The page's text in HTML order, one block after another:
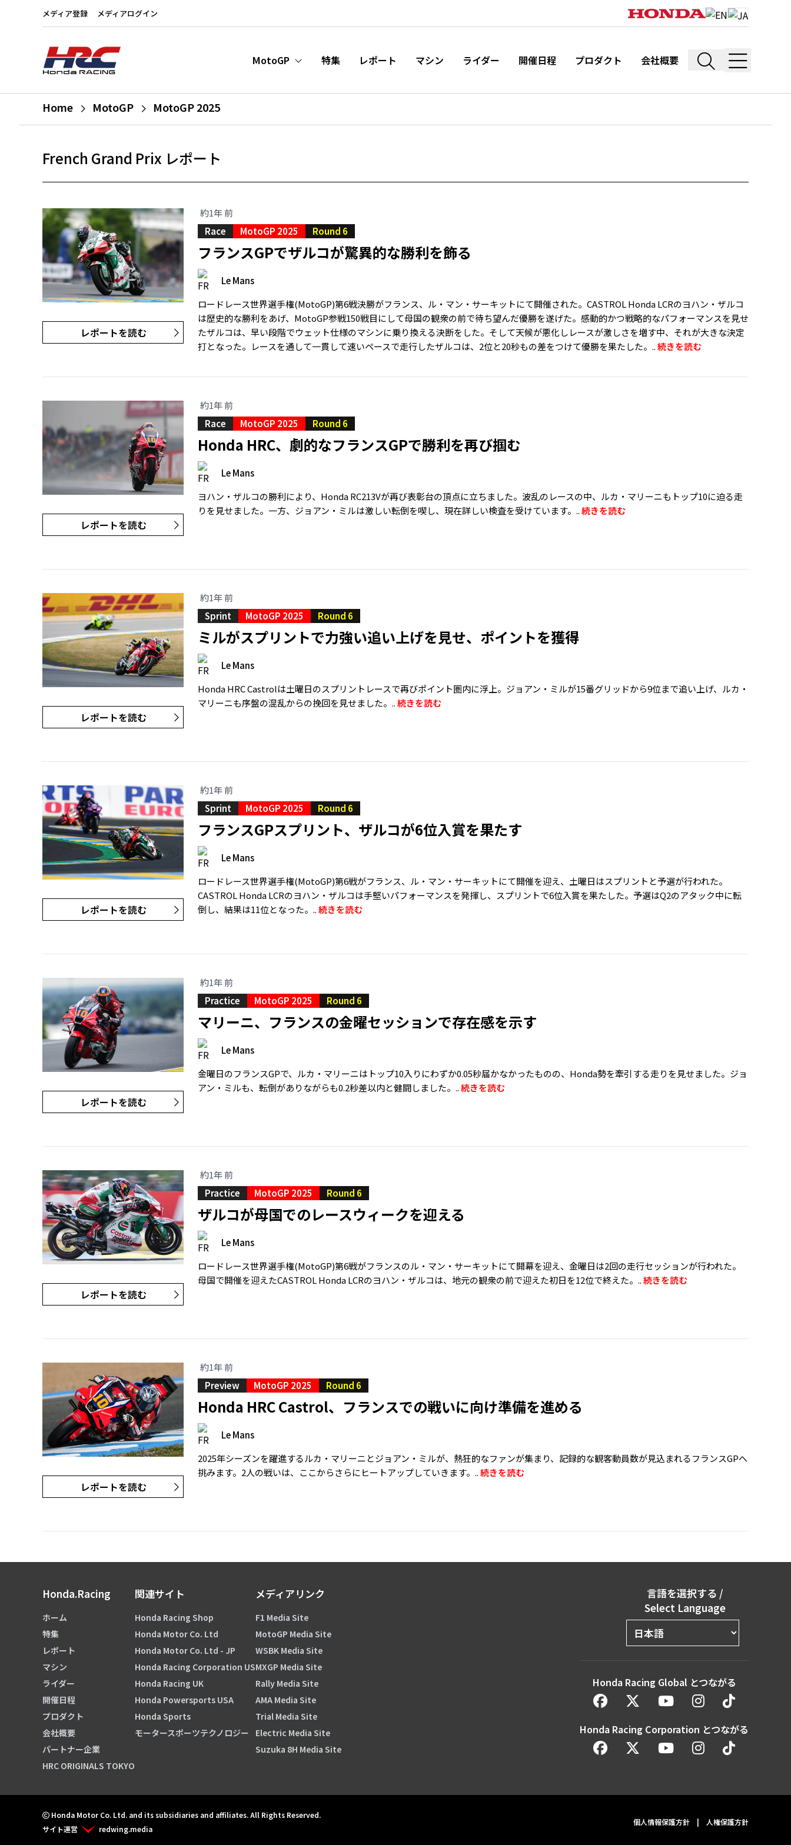
メディア登録 メディアログイン
MotoGP 特集 レポート マシン ライダー 開催日程 プロダクト 会社概要
Home MotoGP MotoGP 2025
French Grand Prix レポート
レポートを読む
約1年 前
Race
MotoGP 2025 Round 6
フランスGPでザルコが驚異的な勝利を飾る
Le Mans
ロードレース世界選手権(MotoGP)第6戦決勝がフランス、ル・マン・サーキットにて開催された。CASTROL Honda LCRのヨハン・ザルコ
は歴史的な勝利をあげ、MotoGP参戦150戦目にして母国の観衆の前で待ち望んだ優勝を遂げた。感動的かつ戦略的なパフォーマンスを見せ
たザルコは、早い段階でウェット仕様のマシンに乗り換える決断をした。そして天候が悪化しレースが激しさを増す中、それが大きな決定
打となった。レースを通して一貫して速いペースで走行したザルコは、2位と20秒もの差をつけて優勝を果たした。..続きを読む
レポートを読む
約1年 前
Race
MotoGP 2025 Round 6
Honda HRC、劇的なフランスGPで勝利を再び掴む
Le Mans
ヨハン・ザルコの勝利により、Honda RC213Vが再び表彰台の頂点に立ちました。波乱のレースの中、ルカ・マリーニもトップ10に迫る走
りを見せました。一方、ジョアン・ミルは激しい転倒を喫し、現在詳しい検査を受けています。..続きを読む
レポートを読む
約1年 前
Sprint
MotoGP 2025 Round 6
ミルがスプリントで力強い追い上げを見せ、ポイントを獲得
Le Mans
Honda HRC Castrolは土曜日のスプリントレースで再びポイント圏内に浮上。ジョアン・ミルが15番グリッドから9位まで追い上げ、ルカ・
マリーニも序盤の混乱からの挽回を見せました。..続きを読む
レポートを読む
約1年 前
Sprint
MotoGP 2025 Round 6
フランスGPスプリント、ザルコが6位入賞を果たす
Le Mans
ロードレース世界選手権(MotoGP)第6戦がフランス、ル・マン・サーキットにて開催を迎え、土曜日はスプリントと予選が行われた。
CASTROL Honda LCRのヨハン・ザルコは手堅いパフォーマンスを発揮し、スプリントで6位入賞を果たした。予選はQ2のアタック中に転
倒し、結果は11位となった。..続きを読む
レポートを読む
約1年 前
Practice
MotoGP 2025 Round 6
マリーニ、フランスの金曜セッションで存在感を示す
Le Mans
金曜日のフランスGPで、ルカ・マリーニはトップ10入りにわずか0.05秒届かなかったものの、Honda勢を牽引する走りを見せました。ジョ
アン・ミルも、転倒がありながらも0.2秒差以内と健闘しました。..続きを読む
レポートを読む
約1年 前
Practice
MotoGP 2025 Round 6
ザルコが母国でのレースウィークを迎える
Le Mans
ロードレース世界選手権(MotoGP)第6戦がフランスのル・マン・サーキットにて開幕を迎え、金曜日は2回の走行セッションが行われた。
母国で開催を迎えたCASTROL Honda LCRのヨハン・ザルコは、地元の観衆の前で迎えた初日を12位で終えた。..続きを読む
レポートを読む
約1年 前
Preview
MotoGP 2025 Round 6
Honda HRC Castrol、フランスでの戦いに向け準備を進める
Le Mans
2025年シーズンを躍進するルカ・マリーニとジョアン・ミルが、熱狂的なファンが集まり、記録的な観客動員数が見込まれるフランスGPへ
挑みます。2人の戦いは、ここからさらにヒートアップしていきます。..続きを読む
Honda.Racing
ホーム
特集
レポート
マシン
ライダー
開催日程
プロダクト
会社概要
パートナー企業
HRC ORIGINALS TOKYO
関連サイト
Honda Racing Shop
Honda Motor Co. Ltd
Honda Motor Co. Ltd - JP
Honda Racing Corporation US
Honda Racing UK
Honda Powersports USA
Honda Sports
モータースポーツテクノロジー
メディアリンク
F1 Media Site
MotoGP Media Site
WSBK Media Site
MXGP Media Site
Rally Media Site
AMA Media Site
Trial Media Site
Electric Media Site
Suzuka 8H Media Site
言語を選択する /
Select Language
Honda Racing Global とつながる
Honda Racing Corporation とつながる
Honda Motor Co. Ltd. and its subsidiaries and affiliates. All Rights Reserved.
サイト運営
redwing.media
個人情報保護方針 | 人権保護方針